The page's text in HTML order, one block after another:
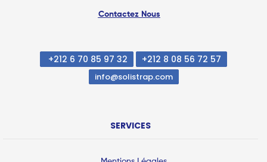
Contactez Nous
+212 6 70 85 97 32 +212 8 08 56 72 57
info@solistrap.com
SERVICES